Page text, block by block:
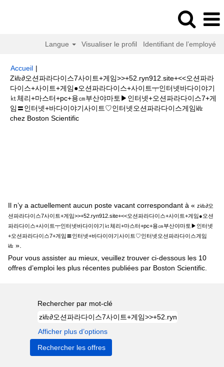
Langue Visualiser le profil Identifiant de l’employé
Accueil |
Z㎑∂오션파라다이스7사이트+게임>>+52.ryn912.site+<<오션파라
다이스+사이트+게임●오션파라다이스+사이트┯인터넷바다이야기
㏏체리+마스터+pc+용㎝부산야마토▶인터넷+오션파라다이스7+게
임〓인터넷+바다이야기사이트♡인터넷오션파라다이스게임㎑
chez Boston Scientific(page
Il n’y a actuellement aucun poste vacant correspondant à « z㎑∂오
션파라다이스7사이트+게임>>+52.ryn912.site+<<오션파라다이스+사이트+게임●오션
파라다이스+사이트┯인터넷바다이야기㏏체리+마스터+pc+용㎝부산야마토▶인터넷
+오션파라다이스7+게임〓인터넷+바다이야기사이트♡인터넷오션파라다이스게임
㎑ ».
Pour vous assister au mieux, veuillez trouver ci-dessous les 10
offres d’emploi les plus récentes publiées par Boston Scientific.
Rechercher par mot-clé
Afficher plus d’options